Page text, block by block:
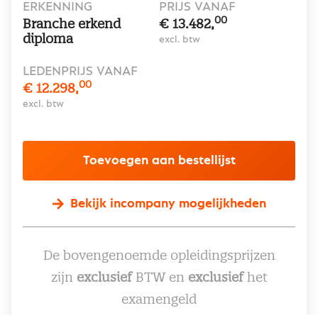
ERKENNING
Branche erkend
diploma
PRIJS VANAF
€ 13.482,00
excl. btw
LEDENPRIJS VANAF
€ 12.298,00
excl. btw
Toevoegen aan bestellijst
Bekijk incompany mogelijkheden
De bovengenoemde opleidingsprijzen
zijn exclusiefBTW en exclusiefhet
examengeld